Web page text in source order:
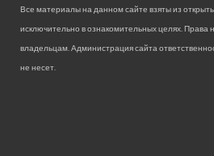
Все материалы на данном сайте взяты из
исключительно в ознакомительных целях.
владельцам. Администрация сайта
не несет.